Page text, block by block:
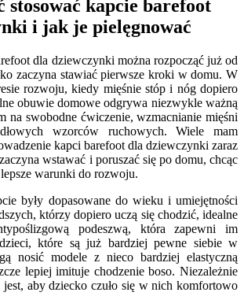
stosować kapcie barefoot
i jak je pielęgnować
dla dziewczynki można rozpocząć już od
zaczyna stawiać pierwsze kroki w domu. W
rozwoju, kiedy mięśnie stóp i nóg dopiero
obuwie domowe odgrywa niezwykle ważną
na swobodne ćwiczenie, wzmacnianie mięśni
wzorców ruchowych. Wiele mam
kapci barefoot dla dziewczynki zaraz
wstawać i poruszać się po domu, chcąc
warunki do rozwoju.
były dopasowane do wieku i umiejętności
którzy dopiero uczą się chodzić, idealne
podeszwą, która zapewni im
dzieci, które są już bardziej pewne siebie w
nosić modele z nieco bardziej elastyczną
lepiej imituje chodzenie boso. Niezależnie
aby dziecko czuło się w nich komfortowo